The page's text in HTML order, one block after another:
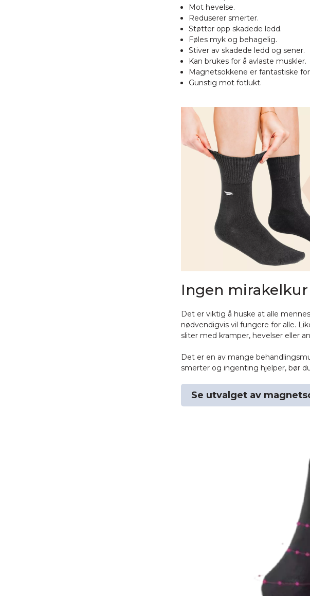
Mot hevelse.
Reduserer smerter.
Støtter opp skadede ledd.
Føles myk og behagelig.
Stiver av skadede ledd og sener.
Kan brukes for å avlaste muskler.
Magnetsokkene er fantastiske
Gunstig mot fotlukt.
Ingen mirakelkur
Det er viktig å huske at alle
nødvendigvis vil fungere for alle.
sliter med kramper, hevelser eller
Det er en av mange
smerter og ingenting hjelper, bør
Se utvalget av